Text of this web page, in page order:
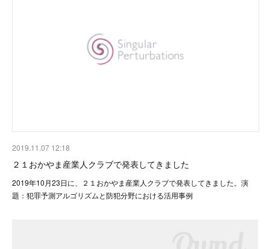
2019.11.07 12:18
２１おかやま産業人クラブで発表してきました
2019年10月23日に、２１おかやま産業人クラブで発表してきました。演
題：犯罪予測アルゴリズムと防犯分野における活用事例